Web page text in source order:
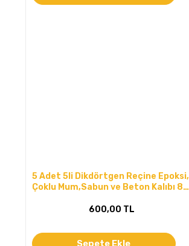
5 Adet 5li Dikdörtgen Reçine Epoksi,
Çoklu Mum,Sabun ve Beton Kalıbı 8
600,00 TL
Sepete Ekle